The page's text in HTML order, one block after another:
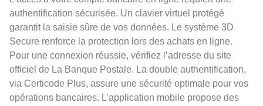
authentification sécurisée. Un clavier virtuel protégé
garantit la saisie sûre de vos données. Le système 3D
Secure renforce la protection lors des achats en ligne.
Pour une connexion réussie, vérifiez l’adresse du site
officiel de La Banque Postale. La double authentification,
via Certicode Plus, assure une sécurité optimale pour vos
opérations bancaires. L’application mobile propose des